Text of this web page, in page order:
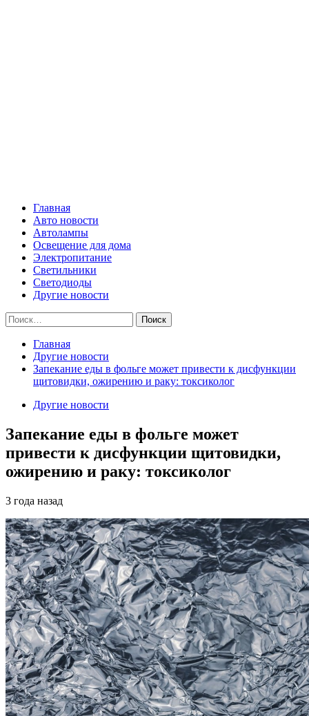
Главная
Авто новости
Автолампы
Освещение для дома
Электропитание
Светильники
Светодиоды
Другие новости
Найти:
Главная
Другие новости
Запекание еды в фольге может привести к дисфункции
щитовидки, ожирению и раку: токсиколог
Другие новости
Запекание еды в фольге может
привести к дисфункции щитовидки,
ожирению и раку: токсиколог
3 года назад